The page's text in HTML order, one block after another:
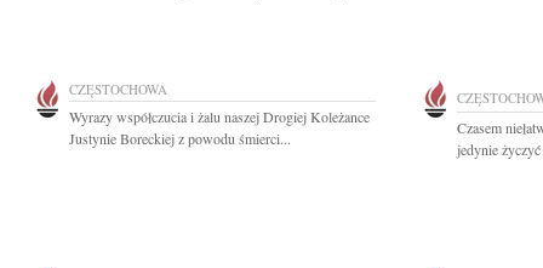
CZĘSTOCHOWA
Wyrazy współczucia i żalu naszej Drogiej Koleżance
Justynie Boreckiej z powodu śmierci...
Czasem
jedynie